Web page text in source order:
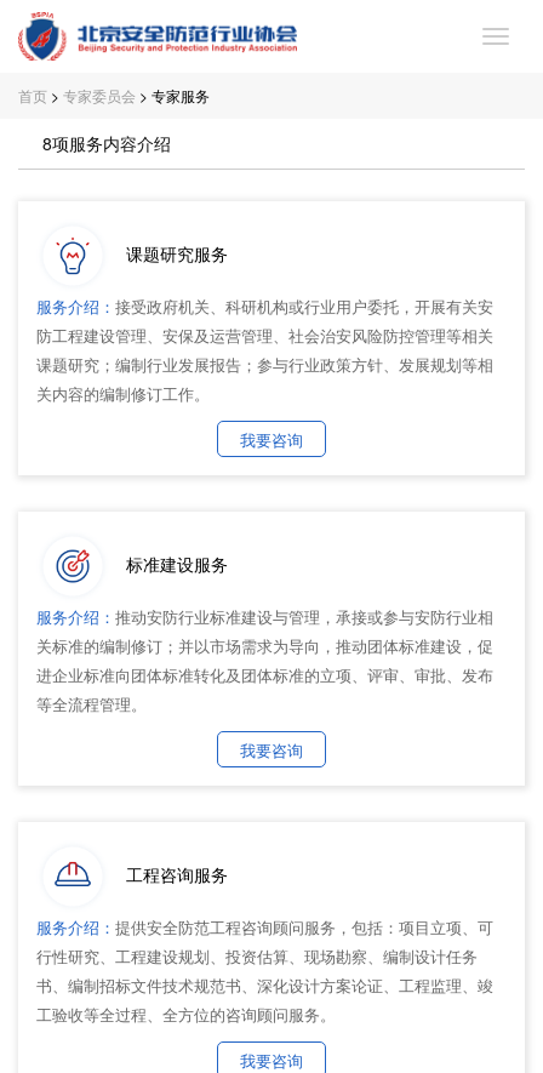
首
注
册
登
首页 > 专家委员会 > 专家服务
8项服务内容介绍
课题研究服务
服务介绍： 接受政府机关、科研机构或行业用户委托，开展有关安
防工程建设管理、安保及运营管理、社会治安风险防控管理等相关
课题研究；编制行业发展报告；参与行业政策方针、发展规划等相
关内容的编制修订工作。
我要咨询
标准建设服务
服务介绍： 推动安防行业标准建设与管理，承接或参与安防行业相
关标准的编制修订；并以市场需求为导向，推动团体标准建设，促
进企业标准向团体标准转化及团体标准的立项、评审、审批、发布
等全流程管理。
我要咨询
工程咨询服务
服务介绍： 提供安全防范工程咨询顾问服务，包括：项目立项、可
行性研究、工程建设规划、投资估算、现场勘察、编制设计任务
书、编制招标文件技术规范书、深化设计方案论证、工程监理、竣
工验收等全过程、全方位的咨询顾问服务。
我要咨询